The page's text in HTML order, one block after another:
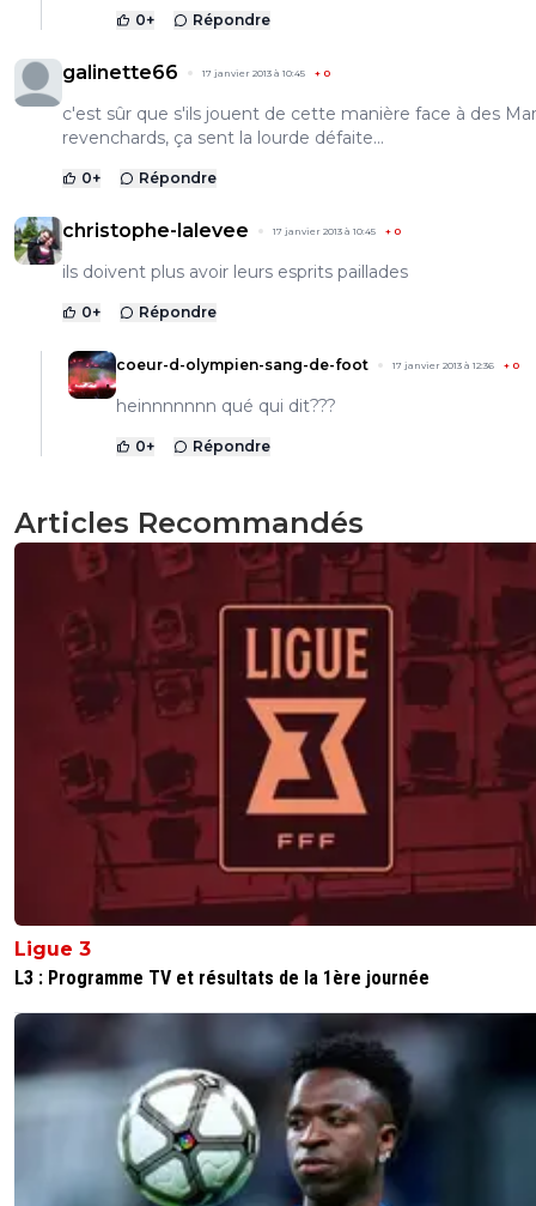
0+ Répondre
galinette66 17 janvier 2013 à 10:45 + 0
c'est sûr que s'ils jouent de cette manière face à des
revenchards, ça sent la lourde défaite...
0+ Répondre
christophe-lalevee 17 janvier 2013 à 10:45 + 0
ils doivent plus avoir leurs esprits paillades
0+ Répondre
coeur-d-olympien-sang-de-foot 17 janvier 2013 à 12:36 + 0
heinnnnnnn qué qui dit???
0+ Répondre
Articles Recommandés
Ligue 3
L3 : Programme TV et résultats de la 1ère journée